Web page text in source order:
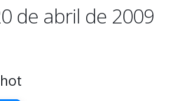
de abril de 2009